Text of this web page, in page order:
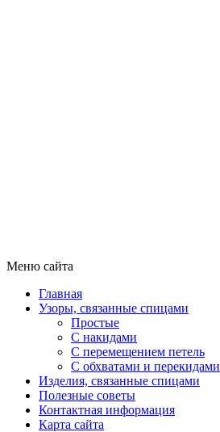
Меню сайта
Главная
Узоры, связанные спицами
Простые
С накидами
С перемещением петель
С обхватами и перекидами
Изделия, связанные спицами
Полезные советы
Контактная информация
Карта сайта